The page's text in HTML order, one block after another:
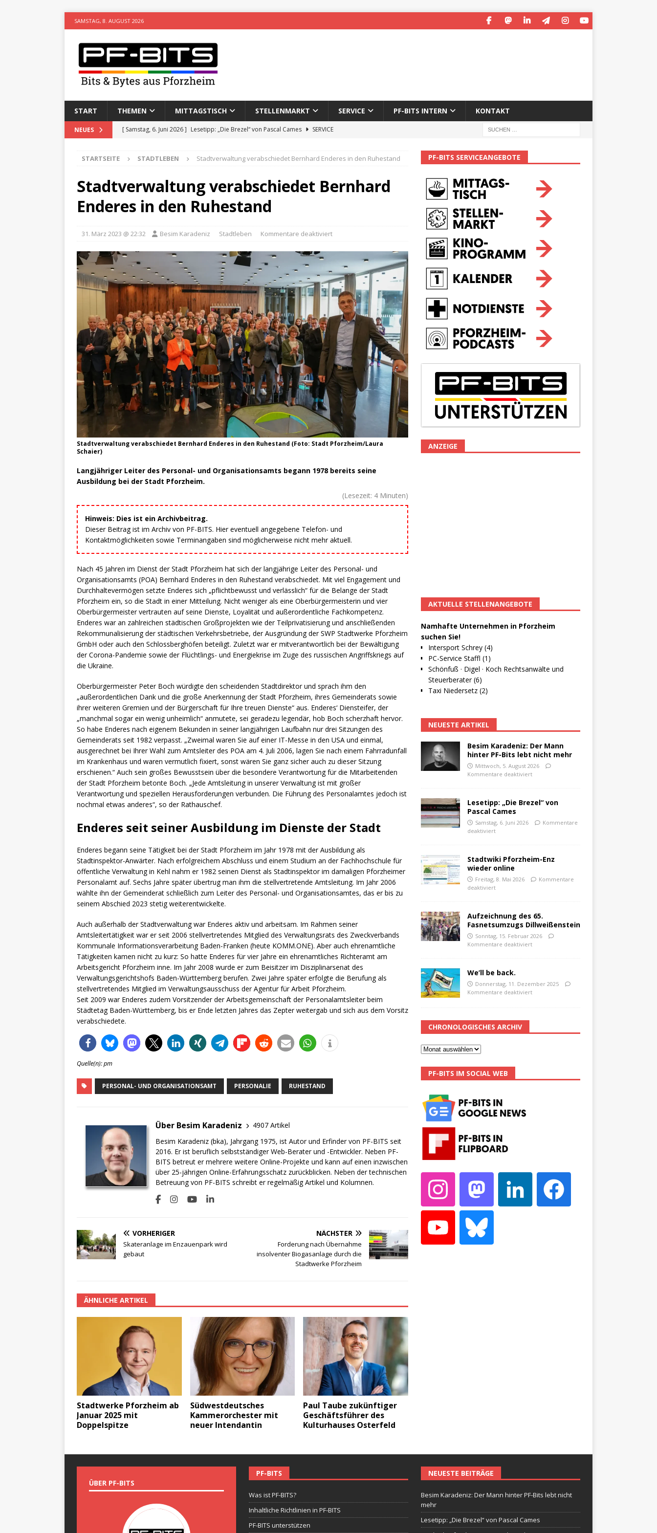
SAMSTAG, 8. AUGUST 2026
START THEMEN MITTAGSTISCH STELLENMARKT SERVICE PF-BITS INTERN KONTAKT
NEUES [ Samstag, 6. Juni 2026 ] Lesetipp: „Die Brezel“ von Pascal Cames
SERVICE
[ Sonntag, 15. Februar 2026 ] Aufzeichnung des 65. Fasnetsumzugs Dillweißenstein
VERANSTALTUNGEN
[ Donnerstag, 11. Dezember 2025 ]
[ Mittwoch, 5. August 2026 ] Besim Karadeniz: Der Mann hinter PF-Bits lebt nicht mehr
STARTSEITE STADTLEBEN Stadtverwaltung verabschiedet Bernhard Enderes in den Ruhestand
Stadtverwaltung verabschiedet Bernhard
Enderes in den Ruhestand
31. März 2023 @ 22:32 Besim Karadeniz Stadtleben Kommentare deaktiviert
Stadtverwaltung verabschiedet Bernhard Enderes in den Ruhestand (Foto: Stadt Pforzheim/Laura
Schaier)
Langjähriger Leiter des Personal- und Organisationsamts begann 1978 bereits seine
Ausbildung bei der Stadt Pforzheim.
(Lesezeit: 4 Minuten)
Hinweis: Dies ist ein Archivbeitrag.
Dieser Beitrag ist im Archiv von PF-BITS. Hier eventuell angegebene Telefon- und
Kontaktmöglichkeiten sowie Terminangaben sind möglicherweise nicht mehr aktuell.
Nach 45 Jahren im Dienst der Stadt Pforzheim hat sich der langjährige Leiter des Personal- und
Organisationsamts (POA) Bernhard Enderes in den Ruhestand verabschiedet. Mit viel Engagement und
Durchhaltevermögen setzte Enderes sich „pflichtbewusst und verlässlich“ für die Belange der Stadt
Pforzheim ein, so die Stadt in einer Mitteilung. Nicht weniger als eine Oberbürgermeisterin und vier
Oberbürgermeister vertrauten auf seine Dienste, Loyalität und außerordentliche Fachkompetenz.
Enderes war an zahlreichen städtischen Großprojekten wie der Teilprivatisierung und anschließenden
Rekommunalisierung der städtischen Verkehrsbetriebe, der Ausgründung der SWP Stadtwerke Pforzheim
GmbH oder auch den Schlossberghöfen beteiligt. Zuletzt war er mitverantwortlich bei der Bewältigung
der Corona-Pandemie sowie der Flüchtlings- und Energiekrise im Zuge des russischen Angriffskriegs auf
die Ukraine.
Oberbürgermeister Peter Boch würdigte den scheidenden Stadtdirektor und sprach ihm den
„außerordentlichen Dank und die große Anerkennung der Stadt Pforzheim, ihres Gemeinderats sowie
ihrer weiteren Gremien und der Bürgerschaft für Ihre treuen Dienste“ aus. Enderes‘ Diensteifer, der
„manchmal sogar ein wenig unheimlich“ anmutete, sei geradezu legendär, hob Boch scherzhaft hervor.
So habe Enderes nach eigenem Bekunden in seiner langjährigen Laufbahn nur drei Sitzungen des
Gemeinderats seit 1982 verpasst. „Zweimal waren Sie auf einer IT-Messe in den USA und einmal,
ausgerechnet bei Ihrer Wahl zum Amtsleiter des POA am 4. Juli 2006, lagen Sie nach einem Fahrradunfall
im Krankenhaus und waren vermutlich fixiert, sonst wären Sie ganz sicher auch zu dieser Sitzung
erschienen.“ Auch sein großes Bewusstsein über die besondere Verantwortung für die Mitarbeitenden
der Stadt Pforzheim betonte Boch. „Jede Amtsleitung in unserer Verwaltung ist mit großer
Verantwortung und speziellen Herausforderungen verbunden. Die Führung des Personalamtes jedoch ist
nochmal etwas anderes“, so der Rathauschef.
Enderes seit seiner Ausbildung im Dienste der Stadt
Enderes begann seine Tätigkeit bei der Stadt Pforzheim im Jahr 1978 mit der Ausbildung als
Stadtinspektor-Anwärter. Nach erfolgreichem Abschluss und einem Studium an der Fachhochschule für
öffentliche Verwaltung in Kehl nahm er 1982 seinen Dienst als Stadtinspektor im damaligen Pforzheimer
Personalamt auf. Sechs Jahre später übertrug man ihm die stellvertretende Amtsleitung. Im Jahr 2006
wählte ihn der Gemeinderat schließlich zum Leiter des Personal- und Organisationsamtes, das er bis zu
seinem Abschied 2023 stetig weiterentwickelte.
Auch außerhalb der Stadtverwaltung war Enderes aktiv und arbeitsam. Im Rahmen seiner
Amtsleitertätigkeit war er seit 2006 stellvertretendes Mitglied des Verwaltungsrats des Zweckverbands
Kommunale Informationsverarbeitung Baden-Franken (heute KOMM.ONE). Aber auch ehrenamtliche
Tätigkeiten kamen nicht zu kurz: So hatte Enderes für vier Jahre ein ehrenamtliches Richteramt am
Arbeitsgericht Pforzheim inne. Im Jahr 2008 wurde er zum Beisitzer im Disziplinarsenat des
Verwaltungsgerichtshofs Baden-Württemberg berufen. Zwei Jahre später erfolgte die Berufung als
stellvertretendes Mitglied im Verwaltungsausschuss der Agentur für Arbeit Pforzheim.
Seit 2009 war Enderes zudem Vorsitzender der Arbeitsgemeinschaft der Personalamtsleiter beim
Städtetag Baden-Württemberg, bis er Ende letzten Jahres das Zepter weitergab und sich aus dem Vorsitz
verabschiedete.
Quelle(n): pm
PERSONAL- UND ORGANISATIONSAMT PERSONALIE RUHESTAND
Über Besim Karadeniz
4907 Artikel
Besim Karadeniz (bka), Jahrgang 1975, ist Autor und Erfinder von PF-BITS seit
2016. Er ist beruflich selbstständiger Web-Berater und -Entwickler. Neben PF-
BITS betreut er mehrere weitere Online-Projekte und kann auf einen inzwischen
über 25-jährigen Online-Erfahrungsschatz zurückblicken. Neben der technischen
Betreuung von PF-BITS schreibt er regelmäßig Artikel und Kolumnen.
VORHERIGER
Skateranlage im Enzauenpark wird
gebaut
NÄCHSTER
Forderung nach Übernahme
insolventer Biogasanlage durch die
Stadtwerke Pforzheim
ÄHNLICHE ARTIKEL
Stadtwerke Pforzheim ab
Januar 2025 mit
Doppelspitze
Südwestdeutsches
Kammerorchester mit
neuer Intendantin
Paul Taube zukünftiger
Geschäftsführer des
Kulturhauses Osterfeld
PF-BITS SERVICEANGEBOTE
ANZEIGE
AKTUELLE STELLENANGEBOTE
Namhafte Unternehmen in Pforzheim
suchen Sie!
Intersport Schrey (4)
PC-Service Staffl (1)
Schönfuß · Digel · Koch Rechtsanwälte und
Steuerberater (6)
Taxi Niedersetz (2)
NEUESTE ARTIKEL
Besim Karadeniz: Der Mann
hinter PF-Bits lebt nicht mehr
Mittwoch, 5. August 2026
Kommentare deaktiviert
Lesetipp: „Die Brezel“ von
Pascal Cames
Samstag, 6. Juni 2026
Kommentare
deaktiviert
Stadtwiki Pforzheim-Enz
wieder online
Freitag, 8. Mai 2026
Kommentare
deaktiviert
Aufzeichnung des 65.
Fasnetsumzugs Dillweißenstein
Sonntag, 15. Februar 2026
Kommentare deaktiviert
We’ll be back.
Donnerstag, 11. Dezember 2025
Kommentare deaktiviert
CHRONOLOGISCHES ARCHIV
PF-BITS IM SOCIAL WEB
ÜBER PF-BITS
PF-BITS
Was ist PF-BITS?
Inhaltliche Richtlinien in PF-BITS
PF-BITS unterstützen
NEUESTE BEITRÄGE
Besim Karadeniz: Der Mann hinter PF-Bits lebt nicht
mehr
Lesetipp: „Die Brezel“ von Pascal Cames